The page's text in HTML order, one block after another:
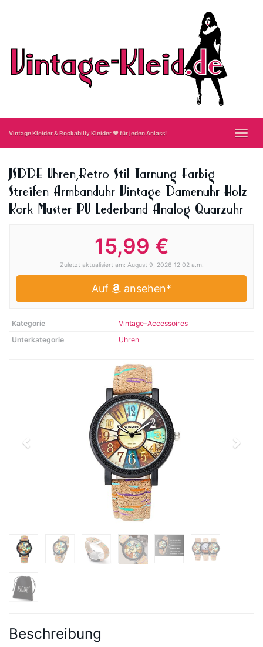
Vintage Kleider & Rockabilly Kleider ❤ für jeden Anlass!
JSDDE Uhren,Retro Stil Tarnung Farbig
Streifen Armbanduhr Vintage Damenuhr Holz
Kork Muster PU Lederband Analog Quarzuhr
15,99 €
Zuletzt aktualisiert am: August 9, 2026 12:02 a.m.
Auf ansehen*
Kategorie
Vintage-Accessoires
Unterkategorie
Uhren
Beschreibung